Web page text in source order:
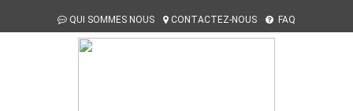
QUI SOMMES NOUS CONTACTEZ-NOUS FAQ